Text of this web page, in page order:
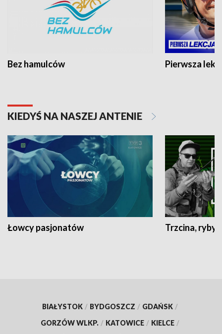
Bez hamulców Pierwsza
KIEDYŚ NA NASZEJ ANTENIE
Łowcy pasjonatów Trzcina, ryby
BIAŁYSTOK / BYDGOSZCZ / GDAŃSK /
GORZÓW WLKP. / KATOWICE / KIELCE /